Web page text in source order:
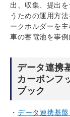
出、収集、提出
うための運用方
ークホルダーを
車の蓄電池を事例
データ連携
カーボンフ
ブック
データ連携基